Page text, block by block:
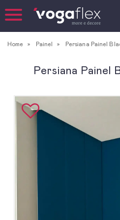
Home Painel Persiana Painel
Persiana Painel